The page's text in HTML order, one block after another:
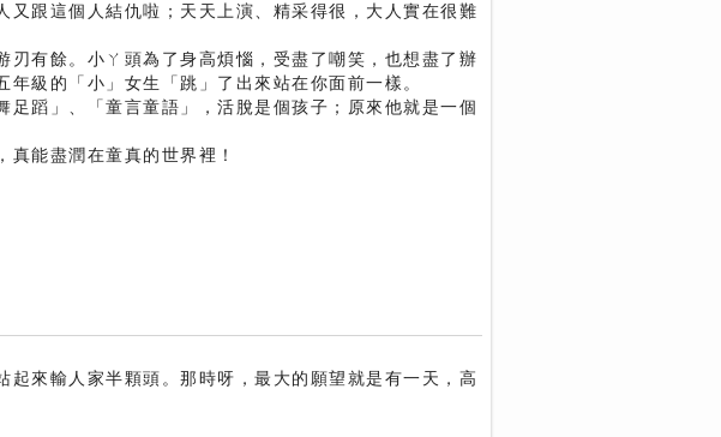
又跟這個人結仇啦；天天上演、精采得很，大人實在很難
刃有餘。小ㄚ頭為了身高煩惱，受盡了嘲笑，也想盡了辦
級的「小」女生「跳」了出來站在你面前一樣。
足蹈」、「童言童語」，活脫是個孩子；原來他就是一個
能盡潤在童真的世界裡！
起來輸人家半顆頭。那時呀，最大的願望就是有一天，高